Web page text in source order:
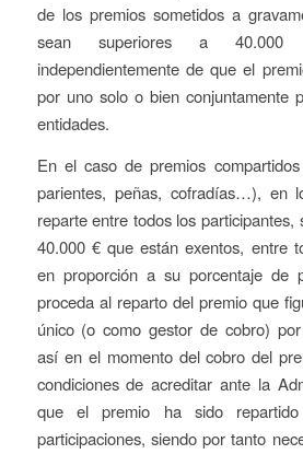
de los premios sometidos a
sean superiores a
independientemente de que el
por uno solo o bien conjuntamente
entidades.
En el caso de premios
parientes, peñas, cofradías…), en
reparte entre todos los participantes,
40.000 € que están exentos, entre
en proporción a su porcentaje de
proceda al reparto del premio que
único (o como gestor de cobro)
así en el momento del cobro del
condiciones de acreditar ante la
que el premio ha sido
participaciones, siendo por tanto